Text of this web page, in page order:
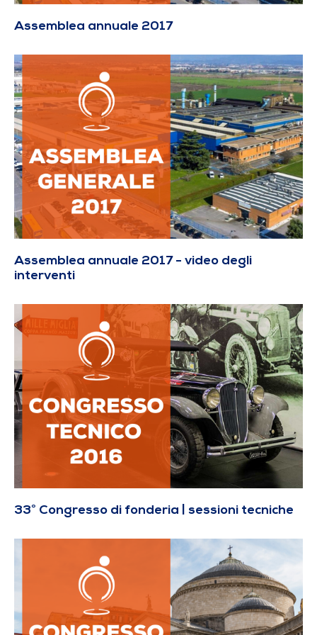
Assemblea annuale 2017
Assemblea annuale 2017 - video degli
interventi
33° Congresso di fonderia | sessioni tecniche